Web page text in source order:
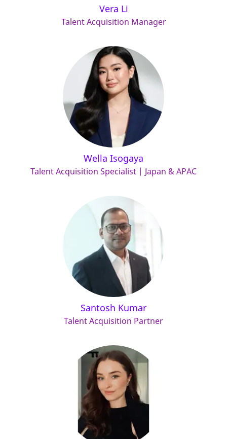
Vera Li
Talent Acquisition Manager
Wella Isogaya
Talent Acquisition Specialist | Japan & APAC
Santosh Kumar
Talent Acquisition Partner